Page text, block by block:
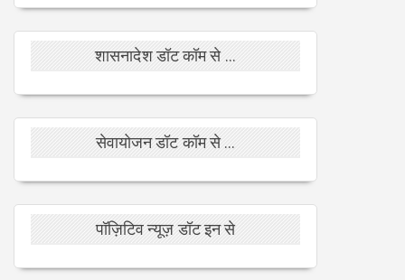
शासनादेश डॉट कॉम से ...
सेवायोजन डॉट कॉम से ...
पॉज़िटिव न्यूज़ डॉट इन से